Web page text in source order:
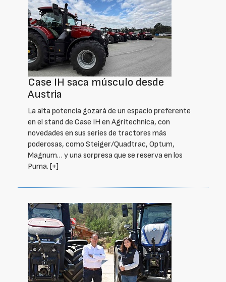
Case IH saca músculo desde
Austria
La alta potencia gozará de un espacio preferente
en el stand de Case IH en Agritechnica, con
novedades en sus series de tractores más
poderosas, como Steiger/Quadtrac, Optum,
Magnum… y una sorpresa que se reserva en los
Puma. [+]